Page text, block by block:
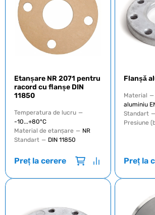
Etanșare NR 2071 pentru
racord cu flanșe DIN
11850
Temperatura de lucru —
-10...+80°C
Material de etanșare — NR
Standart — DIN 11850
Preț la cerere
Flanșă
Material —
aluminiu
Standart —
Presiune
Preț la